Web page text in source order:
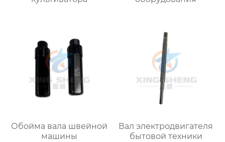
Обойма вала швейной
машины
Вал электродвигателя
бытовой техники